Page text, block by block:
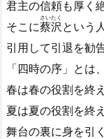
君主の信頼も厚く
そこに蔡沢
さいたく
という
引用して引退を勧
「四時の序」とは
春は春の役割を終
夏は夏の役割を終
舞台の裏に身を引く